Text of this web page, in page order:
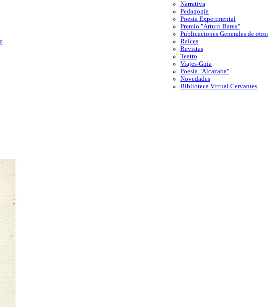
Narrativa
Pedagogía
Poesía Experimental
Premio "Arturo Barea"
Publicaciones Generales de
Raíces
Revistas
Teatro
Viajes-Guía
Poesía "Alcazaba"
Novedades
Biblioteca Virtual Cervantes